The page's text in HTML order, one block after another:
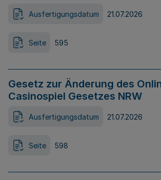
Ausfertigungsdatum 21.07.2026
Seite 595
Gesetz zur Änderung des
Casinospiel Gesetzes NRW
Ausfertigungsdatum 21.07.2026
Seite 598